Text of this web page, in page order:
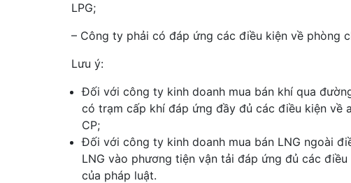
LPG;
– Công ty phải có đáp ứng các điều kiện về phòng
Lưu ý:
Đối với công ty kinh doanh mua bán khí qua
có trạm cấp khí đáp ứng đầy đủ các điều kiện
CP;
Đối với công ty kinh doanh mua bán LNG ngoài
LNG vào phương tiện vận tải đáp ứng đủ các
của pháp luật.